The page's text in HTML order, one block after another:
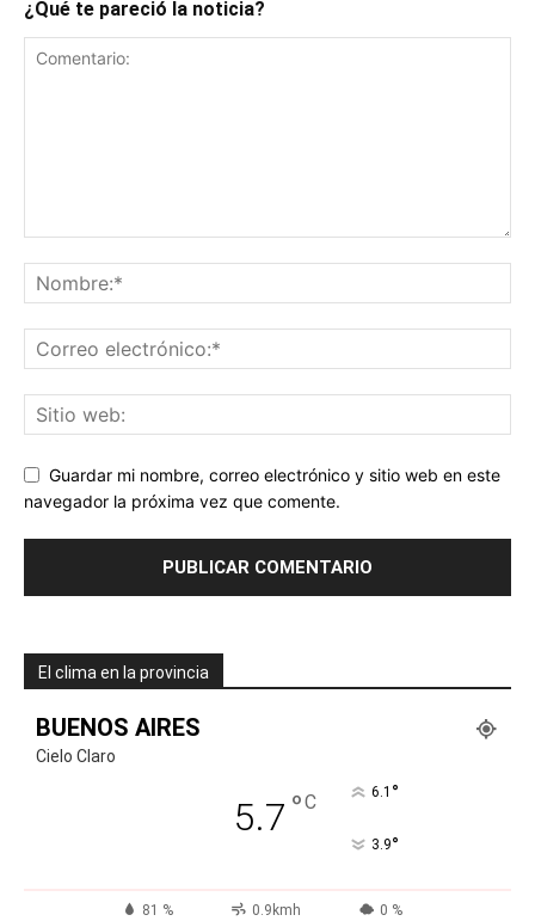
¿Qué te pareció la noticia?
Guardar mi nombre, correo electrónico y sitio web en este
navegador la próxima vez que comente.
El clima en la provincia
BUENOS AIRES
Cielo Claro
5.7 °C 6.1 °
3.9°
81 % 0.9kmh 0 %